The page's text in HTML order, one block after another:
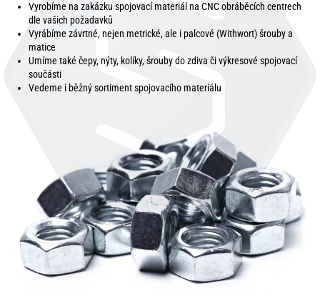
Vyrobíme na zakázku spojovací materiál na CNC obráběcích centrech
dle vašich požadavků
Vyrábíme závrtné, nejen metrické, ale i palcové (Withwort) šrouby a
matice
Umíme také čepy, nýty, kolíky, šrouby do zdiva či výkresové spojovací
součásti
Vedeme i běžný sortiment spojovacího materiálu